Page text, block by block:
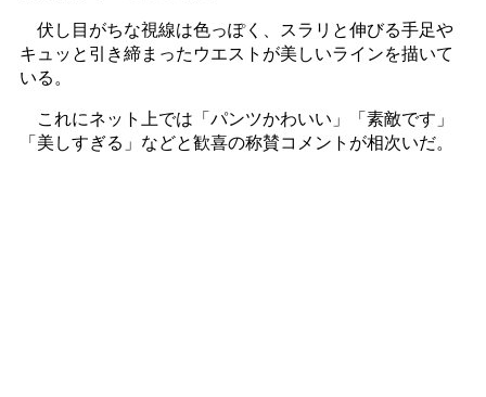
伏し目がちな視線は色っぽく、スラリと伸びる手足や
キュッと引き締まったウエストが美しいラインを描いて
いる。
これにネット上では「パンツかわいい」「素敵です」
「美しすぎる」などと歓喜の称賛コメントが相次いだ。